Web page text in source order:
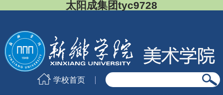
太阳成集团tyc9728
学校首页